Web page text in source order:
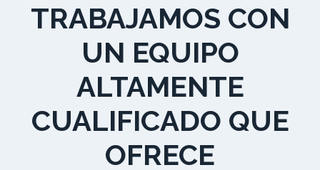
TRABAJAMOS CON
UN EQUIPO
ALTAMENTE
CUALIFICADO QUE
OFRECE